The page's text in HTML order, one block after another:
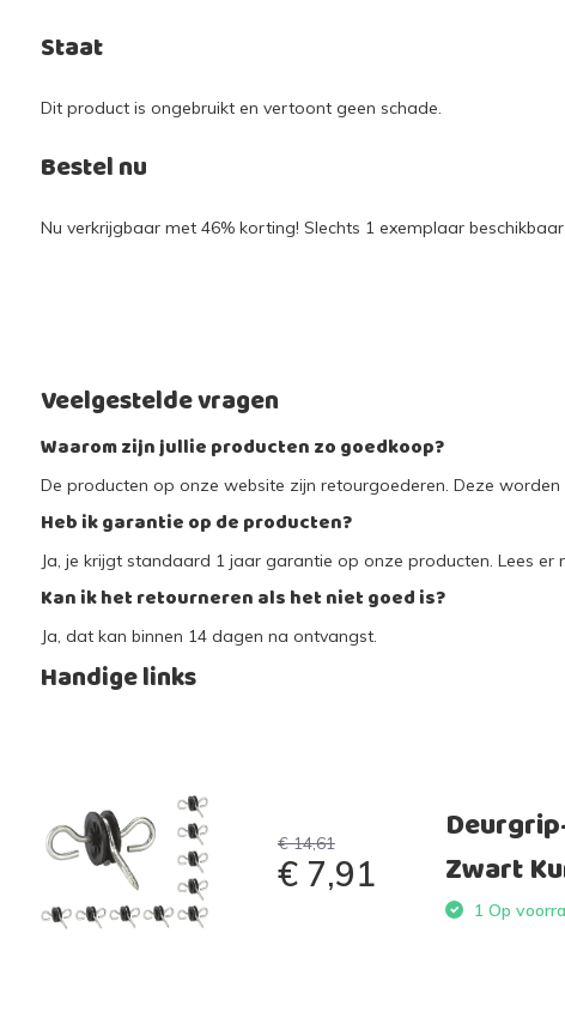
Staat
Dit product is ongebruikt en vertoont geen schade.
Bestel nu
Nu verkrijgbaar met 46% korting! Slechts 1 exemplaar
Veelgestelde vragen
Waarom zijn jullie producten zo goedkoop?
De producten op onze website zijn retourgoederen. Deze
Heb ik garantie op de producten?
Ja, je krijgt standaard 1 jaar garantie op onze producten. Lees er
Kan ik het retourneren als het niet goed is?
Ja, dat kan binnen 14 dagen na ontvangst.
Handige links
€ 14,61
€ 7,91
Zwart
1 Op